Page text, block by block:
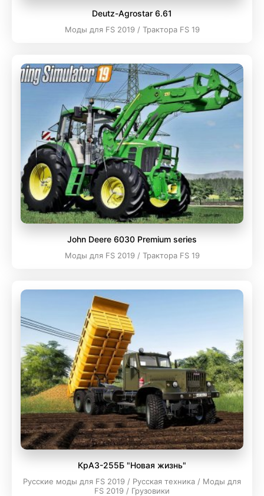
Deutz-Agrostar 6.61
Моды для FS 2019 / Трактора FS 19
John Deere 6030 Premium series
Моды для FS 2019 / Трактора FS 19
КрАЗ-255Б "Новая жизнь"
Русские моды для FS 2019 / Русская техника / Моды для
FS 2019 / Грузовики